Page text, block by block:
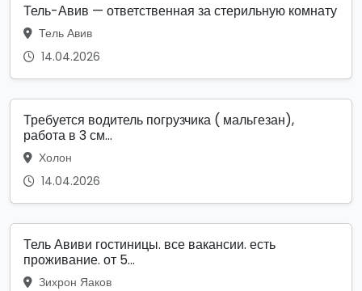
Тель-Авив — ответственная за стерильную комнату
Тель Авив
14.04.2026
Требуется водитель погрузчика ( мальгезан),
работа в 3 см...
Холон
14.04.2026
Тель Авиви гостиницы. все вакансии. есть
проживание. от 5...
Зихрон Яаков